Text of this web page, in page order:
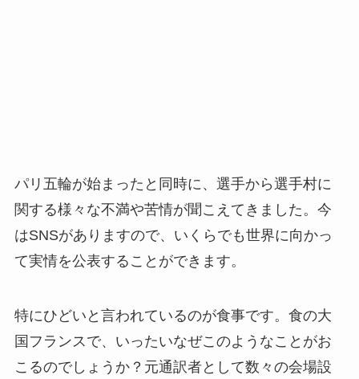
パリ五輪が始まったと同時に、選手から選手村に
関する様々な不満や苦情が聞こえてきました。今
はSNSがありますので、いくらでも世界に向かっ
て実情を公表することができます。
特にひどいと言われているのが食事です。食の大
国フランスで、いったいなぜこのようなことがお
こるのでしょうか？元通訳者として数々の会場設